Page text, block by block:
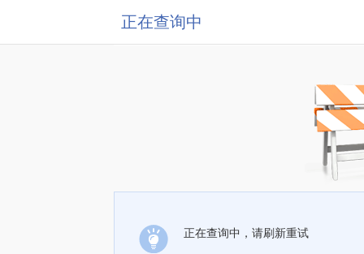
正在查询中
正在查询中，请刷新重试